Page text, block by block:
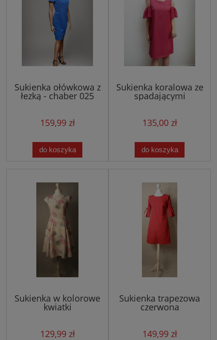
Sukienka ołówkowa z
łezką - chaber 025
159,99 zł
do koszyka
Sukienka koralowa ze
spadającymi
rękawkami 009
135,00 zł
do koszyka
Sukienka w kolorowe
kwiatki
129,99 zł
Sukienka trapezowa
czerwona
149,99 zł